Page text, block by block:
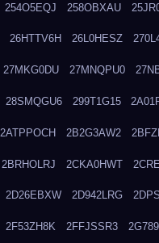
254O5EQJ 258OBXAU
26HTTV6H 26L0HESZ
27MKG0DU 27MNQPU0
28SMQGU6 299T1G15
2ATPPOCH 2B2G3AW2
2BRHOLRJ 2CKA0HWT
2D26EBXW 2D942LRG
2F53ZH8K 2FFJSSR3